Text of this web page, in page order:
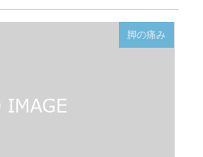
脚の痛み